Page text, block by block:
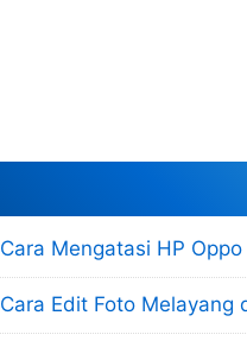
Cara Mengatasi HP
Cara Edit Foto Melayang